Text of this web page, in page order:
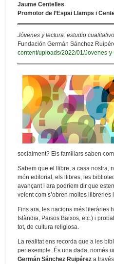
Jaume Centelles
Promotor de l’Espai Llamps i
Jóvenes y lectura: estudio
Fundación Germán Sánchez
content/uploads/2022/01/Jovenes-
socialment? Els familiars saben
Sabem que el llibre, a casa nostra,
món editorial, els llibres, les
avançant i ara podríem dir que
veient com s’obren moltes
Fins ara, les nacions més literàries
Islàndia, Països Baixos, etc.) i
tot, de cultura religiosa.
La realitat ens recorda que a les
per exemple. És una dada, només
Germán Sánchez Ruipérez a